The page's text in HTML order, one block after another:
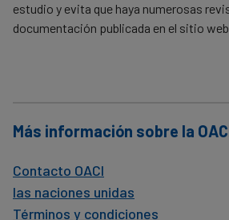
estudio y evita que haya numerosas
documentación publicada en el sitio
Más información sobre la
Contacto OACI
las naciones unidas
Términos y condiciones